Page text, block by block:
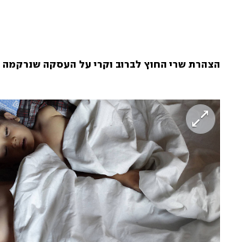
הצהרת שרי החוץ לברוב וקרי על העסקה שנרקמה